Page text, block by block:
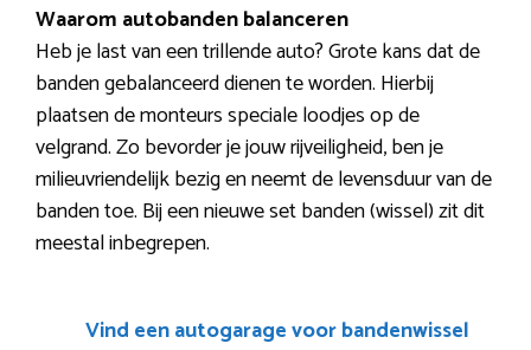
Waarom autobanden balanceren
Heb je last van een trillende auto? Grote kans dat de
banden gebalanceerd dienen te worden. Hierbij
plaatsen de monteurs speciale loodjes op de
velgrand. Zo bevorder je jouw rijveiligheid, ben je
milieuvriendelijk bezig en neemt de levensduur van de
banden toe. Bij een nieuwe set banden (wissel) zit dit
meestal inbegrepen.
Vind een autogarage voor bandenwissel